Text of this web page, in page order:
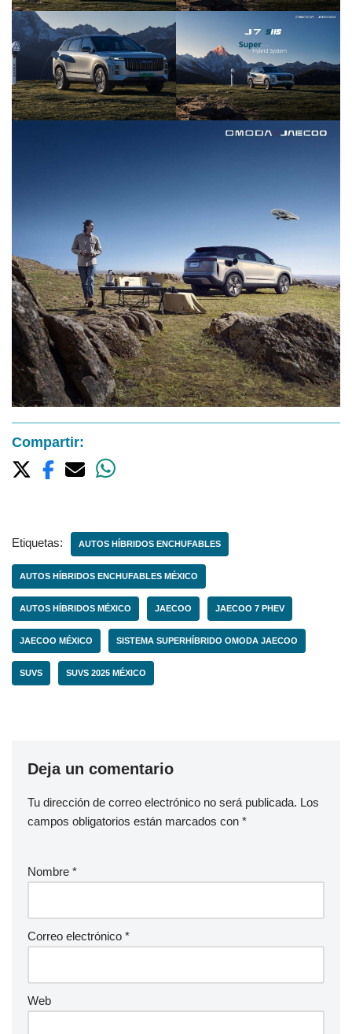
Compartir:
Etiquetas: AUTOS HÍBRIDOS ENCHUFABLES
AUTOS HÍBRIDOS ENCHUFABLES MÉXICO
AUTOS HÍBRIDOS MÉXICO JAECOO JAECOO 7 PHEV
JAECOO MÉXICO SISTEMA SUPERHÍBRIDO OMODA JAECOO
SUVS SUVS 2025 MÉXICO
Deja un comentario
Tu dirección de correo electrónico no será publicada. Los
campos obligatorios están marcados con *
Nombre *
Correo electrónico *
Web